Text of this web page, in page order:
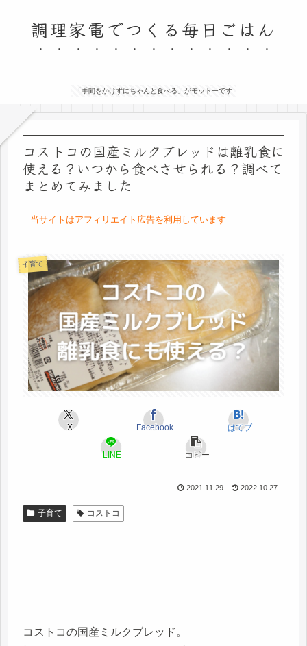
調理家電でつくる毎日ごはん
「手間をかけずにちゃんと食べる」がモットーです
コストコの国産ミルクブレッドは離乳食に
使える？いつから食べさせられる？調べて
まとめてみました
当サイトはアフィリエイト広告を利用しています
子育て
X Facebook はてブ
LINE コピー
2021.11.29 2022.10.27
子育て コストコ
コストコの国産ミルクブレッド。